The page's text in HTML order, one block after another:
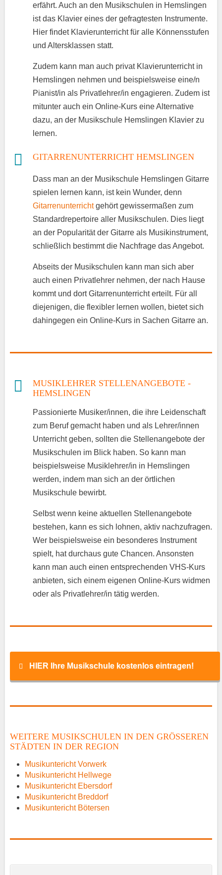
erfährt. Auch an den Musikschulen in Hemslingen
ist das Klavier eines der gefragtesten Instrumente.
Hier findet Klavierunterricht für alle Könnensstufen
und Altersklassen statt.
Zudem kann man auch privat Klavierunterricht in
Hemslingen nehmen und beispielsweise eine/n
Pianist/in als Privatlehrer/in engagieren. Zudem ist
mitunter auch ein Online-Kurs eine Alternative
dazu, an der Musikschule Hemslingen Klavier zu
lernen.
GITARRENUNTERRICHT HEMSLINGEN
Dass man an der Musikschule Hemslingen Gitarre
spielen lernen kann, ist kein Wunder, denn
Gitarrenunterrichtgehört gewissermaßen zum
Standardrepertoire aller Musikschulen. Dies liegt
an der Popularität der Gitarre als Musikinstrument,
schließlich bestimmt die Nachfrage das Angebot.
Abseits der Musikschulen kann man sich aber
auch einen Privatlehrer nehmen, der nach Hause
kommt und dort Gitarrenunterricht erteilt. Für all
diejenigen, die flexibler lernen wollen, bietet sich
dahingegen ein Online-Kurs in Sachen Gitarre an.
MUSIKLEHRER STELLENANGEBOTE -
HEMSLINGEN
Passionierte Musiker/innen, die ihre Leidenschaft
zum Beruf gemacht haben und als Lehrer/innen
Unterricht geben, sollten die Stellenangebote der
Musikschulen im Blick haben. So kann man
beispielsweise Musiklehrer/in in Hemslingen
werden, indem man sich an der örtlichen
Musikschule bewirbt.
Selbst wenn keine aktuellen Stellenangebote
bestehen, kann es sich lohnen, aktiv nachzufragen.
Wer beispielsweise ein besonderes Instrument
spielt, hat durchaus gute Chancen. Ansonsten
kann man auch einen entsprechenden VHS-Kurs
anbieten, sich einem eigenen Online-Kurs widmen
oder als Privatlehrer/in tätig werden.
HIER Ihre Musikschule kostenlos eintragen!
WEITERE MUSIKSCHULEN IN DEN GRÖSSEREN S
TÄDTEN IN DER REGION
Musikuntericht Vorwerk
Musikuntericht Hellwege
Musikuntericht Ebersdorf
Musikuntericht Breddorf
Musikuntericht Bötersen